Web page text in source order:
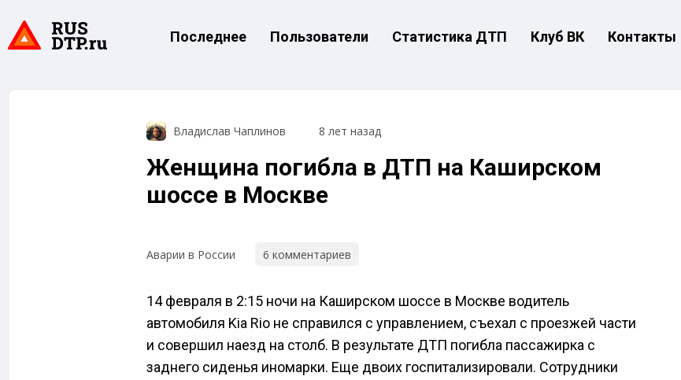
Последнее Пользователи Статистика ДТП Клуб ВК Контакты
Владислав Чаплинов 8 лет назад
Женщина погибла в ДТП на Каширском
шоссе в Москве
Аварии в России 6 комментариев
14 февраля в 2:15 ночи на Каширском шоссе в Москве водитель
автомобиля Kia Rio не справился с управлением, съехал с проезжей части
и совершил наезд на столб. В результате ДТП погибла пассажирка с
заднего сиденья иномарки. Еще двоих госпитализировали. Сотрудники